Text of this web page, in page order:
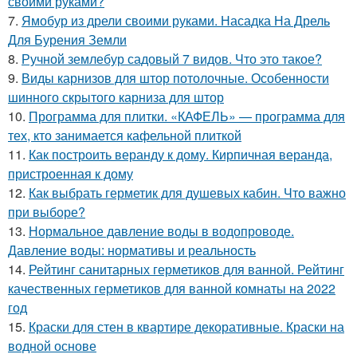
7. Ямобур из дрели своими руками. Насадка На Дрель
Для Бурения Земли
8. Ручной землебур садовый 7 видов. Что это такое?
9. Виды карнизов для штор потолочные. Особенности
шинного скрытого карниза для штор
10. Программа для плитки. «КАФЕЛЬ» — программа для
тех, кто занимается кафельной плиткой
11. Как построить веранду к дому. Кирпичная веранда,
пристроенная к дому
12. Как выбрать герметик для душевых кабин. Что важно
при выборе?
13. Нормальное давление воды в водопроводе.
Давление воды: нормативы и реальность
14. Рейтинг санитарных герметиков для ванной. Рейтинг
качественных герметиков для ванной комнаты на 2022
год
15. Краски для стен в квартире декоративные. Краски на
водной основе